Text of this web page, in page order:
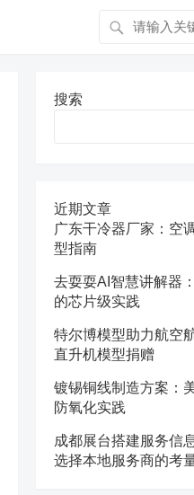
搜索
近期文章
广东干冷器厂家：空
型指南
去耍耍AI智慧讲解器
的芯片级实践
特尔博模型助力航空
直升机模型捐赠
镀锡铜线制造方案：
防氧化实践
成都展台搭建服务信
选择本地服务商的考